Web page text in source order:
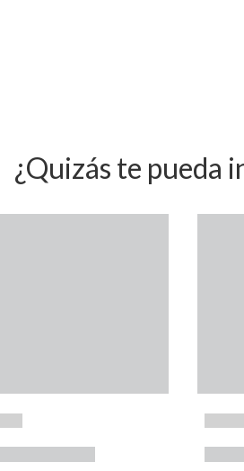
¿Quizás te pueda